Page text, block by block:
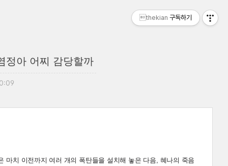
정아 어찌 감당할까
마치 이전까지 여러 개의 폭탄들을 설치해 놓은 다음, 혜나의 죽음
thekian 구독하기